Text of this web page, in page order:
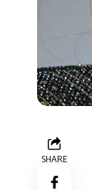
SHARE